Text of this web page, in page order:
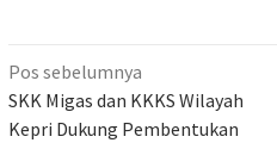
Navigasi
pos
Pos sebelumnya
SKK Migas dan KKKS Wilayah
Kepri Dukung Pembentukan